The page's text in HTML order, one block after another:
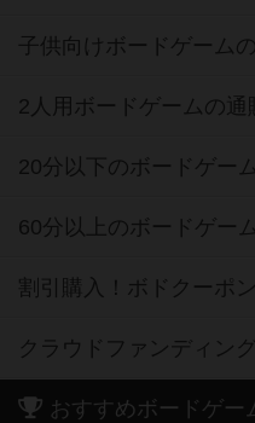
子供向けボードゲーム
2人用ボードゲームの通
20分以下のボードゲー
60分以上のボードゲー
割引購入！ボドクーポ
クラウドファンディン
おすすめボードゲー